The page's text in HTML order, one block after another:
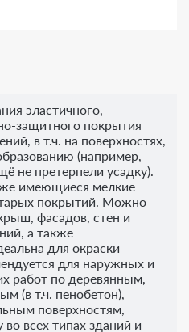
эластичного,
защитного покрытия
в т.ч. на поверхностях,
(например,
не претерпели усадку).
имеющиеся мелкие
покрытий. Можно
фасадов, стен и
а также
для окраски
для наружных и
работ по деревянным,
(в т.ч. пенобетон),
поверхностям,
всех типах зданий и